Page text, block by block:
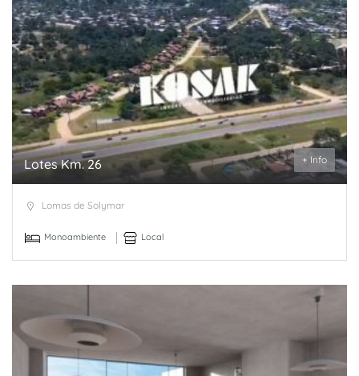
Lotes Km. 26 + Info
Lomas de Solymar
Monoambiente Local